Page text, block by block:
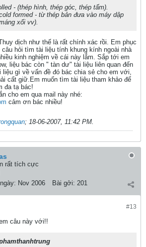
- (thép hình, thép góc, thép tấm).
formed - từ thép bản đưa vào máy dập
xối vv).
dịch như thế là rất chính xác rồi. Em phục
câu hỏi tìm tài liệu tính khung kính ngoài nhà
kinh nghiệm về cái này lắm. Sắp tới em
liệu bác còn " tàn dư" tài liệu liên quan đến
gì về vấn đề đó bác chia sẻ cho em với,
cất giữ.Em muốn tìm tài liệu tham khảo để
đa tạ bác!
cho em qua mail này nhé:
cảm ơn bác nhiều!
; 18-06-2007, 11:42 PM.
rất tích cực
Nov 2006 Bài gởi: 201
#13
câu này với!!